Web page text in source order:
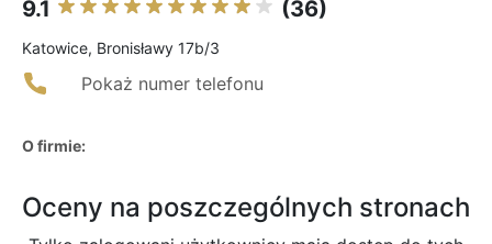
9.1 (36)
Katowice, Bronisławy 17b/3
Pokaż numer telefonu
O firmie:
Oceny na poszczególnych stronach